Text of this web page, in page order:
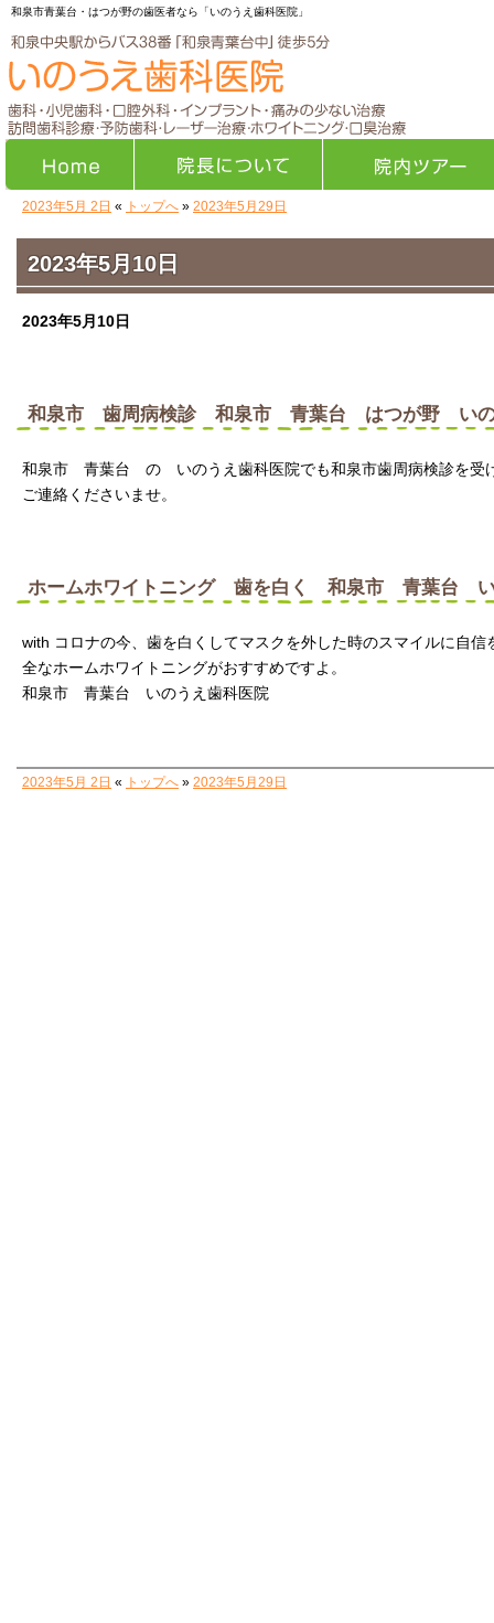
2023年5月10日
和泉市青葉台・はつが野の歯医者なら「いのうえ歯科医院」
2023年5月 2日 « トップへ » 2023年5月29日
2023年5月10日
和泉市 歯周病検診 和泉市 青葉台 はつが野 いの
和泉市 青葉台 の いのうえ歯科医院でも和泉市歯周病検診を受
ご連絡くださいませ。
ホームホワイトニング 歯を白く 和泉市 青葉台 い
with コロナの今、歯を白くしてマスクを外した時のスマイルに自
全なホームホワイトニングがおすすめですよ。
和泉市 青葉台 いのうえ歯科医院
2023年5月 2日 « トップへ » 2023年5月29日